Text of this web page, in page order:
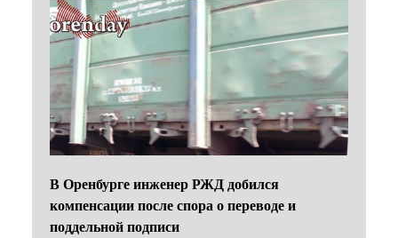
В Оренбурге инженер РЖД добился
компенсации после спора о переводе и
поддельной подписи